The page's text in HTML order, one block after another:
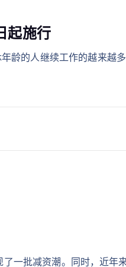
起施行
龄的人继续工作的越来越
一批减资潮。同时，近年